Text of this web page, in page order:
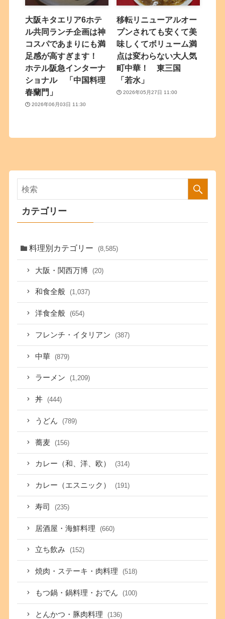
大阪キタエリア6ホテ
ル共同ランチ企画は神
コスパであまりにも満
足感が高すぎます！
ホテル阪急インターナ
ショナル 「中国料理
春蘭門」
2026年06月03日 11:30
移転リニューアルオー
プンされても安くて美
味しくてボリューム満
点は変わらない大人気
町中華！ 東三国
「若水」
2026年05月27日 11:00
カテゴリー
料理別カテゴリー (8,585)
大阪・関西万博 (20)
和食全般 (1,037)
洋食全般 (654)
フレンチ・イタリアン (387)
中華 (879)
ラーメン (1,209)
丼 (444)
うどん (789)
蕎麦 (156)
カレー（和、洋、欧） (314)
カレー（エスニック） (191)
寿司 (235)
居酒屋・海鮮料理 (660)
立ち飲み (152)
焼肉・ステーキ・肉料理 (518)
もつ鍋・鍋料理・おでん (100)
とんかつ・豚肉料理 (136)